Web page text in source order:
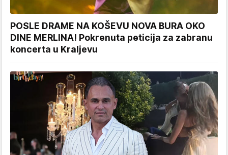
POSLE DRAME NA KOŠEVU NOVA BURA OKO
DINE MERLINA! Pokrenuta peticija za zabranu
koncerta u Kraljevu